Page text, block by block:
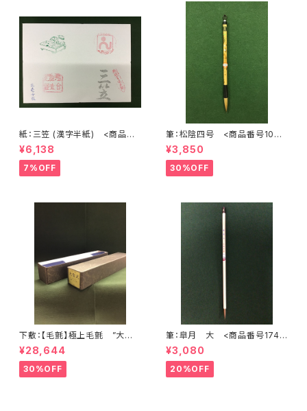
紙：三笠 (漢字半紙) <商品番
号1202>
¥6,138
7%OFF
筆：松陰四号 <商品番号1072
>
¥3,850
30%OFF
下敷：【毛氈】極上毛氈 ”大聖
武” 2500×900mm (2尺×8尺
判) 紺３ミリ <商品番号136
8>
¥28,644
30%OFF
筆：皐月 大 <商品番号1748
>
¥3,080
20%OFF